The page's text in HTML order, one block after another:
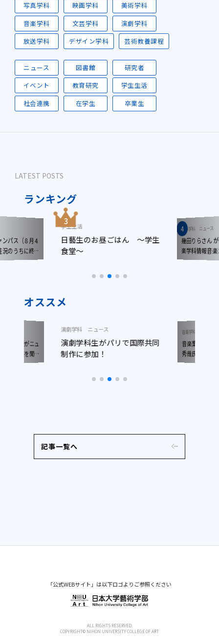
写真学科 映画学科
美術学科
音楽学科
文芸学科
演劇学科
放送学科
デザイン学科 芸術教養課程
ニュース 図書館
研究者
イベント
教育研究
学生生活
社会連携
在学生 卒業生
LATEST POSTS
ランキング
パス（８月４
のうちに終了
学生生活
日藝生のお昼ごはん ～学生
食堂～
音楽学科 ニュース
幾田りらさん
楽学科情報音
しました!!
オススメ
准教授がニュ
写真展を開催
演劇学科 ニュース
演劇学科生がパリで国際共同
制作に参加！
音楽学科
音楽業界の最
秀哉氏
サー)による特
記事一覧へ
「公式WEBサイト」は以下ロゴよりご参照ください
ALL RIGHTS RESERVED.
COPYRIGHT© NIHON UNIVERSITY COLLEGE OF ART